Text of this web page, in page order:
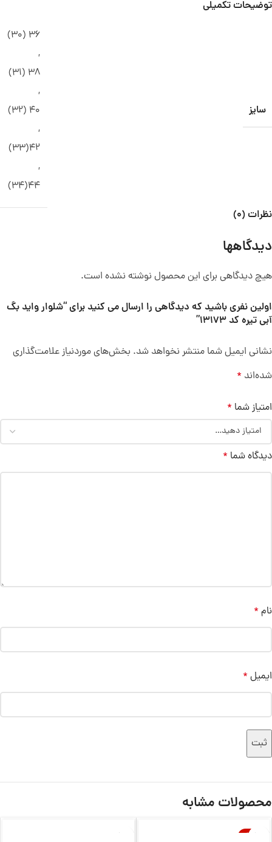
توضیحات تکمیلی
سایز
36 (30)
,
38 (31)
,
40 (32)
,
42(33)
,
44(34)
نظرات (0)
دیدگاهها
هیچ دیدگاهی برای این محصول نوشته نشده است.
اولین نفری باشید که دیدگاهی را ارسال می کنید برای “شلوار واید بگ
آبی تیره کد 13173”
نشانی ایمیل شما منتشر نخواهد شد. بخش‌های موردنیاز علامت‌گذاری
شده‌اند *
امتیاز شما *
دیدگاه شما *
نام *
ایمیل *
محصولات مشابه
-40%
ناموجود